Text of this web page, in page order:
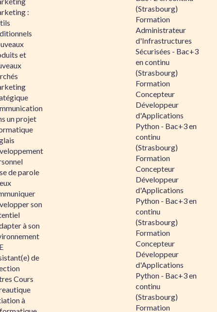
:
et
un projet
de parole
son
à son
de
Cours
à
(Strasbourg)
Formation
Administrateur
d'Infrastructures
Sécurisées - Bac+3
en continu
(Strasbourg)
Formation
Concepteur
Développeur
d'Applications
Python - Bac+3 en
continu
(Strasbourg)
Formation
Concepteur
Développeur
d'Applications
Python - Bac+3 en
continu
(Strasbourg)
Formation
Concepteur
Développeur
d'Applications
Python - Bac+3 en
continu
(Strasbourg)
Formation